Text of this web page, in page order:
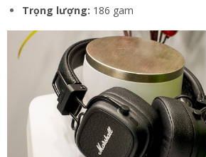
Trọng lượng: 186 gam